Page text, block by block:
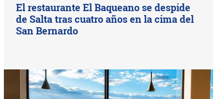
El restaurante El Baqueano se despide
de Salta tras cuatro años en la cima del
San Bernardo